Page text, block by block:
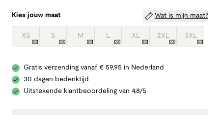
Kies jouw maat Wat is mijn maat?
XS S M L XL 2XL 3XL
Gratis verzending vanaf € 59,95 in Nederland
30 dagen bedenktijd
Uitstekende klantbeoordeling van 4,8/5